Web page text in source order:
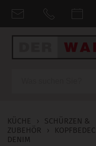
KÜCHE ›
SCHÜRZEN &
ZUBEHÖR
›
DENIM